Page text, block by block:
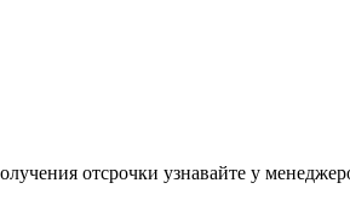
отсрочки узнавайте у